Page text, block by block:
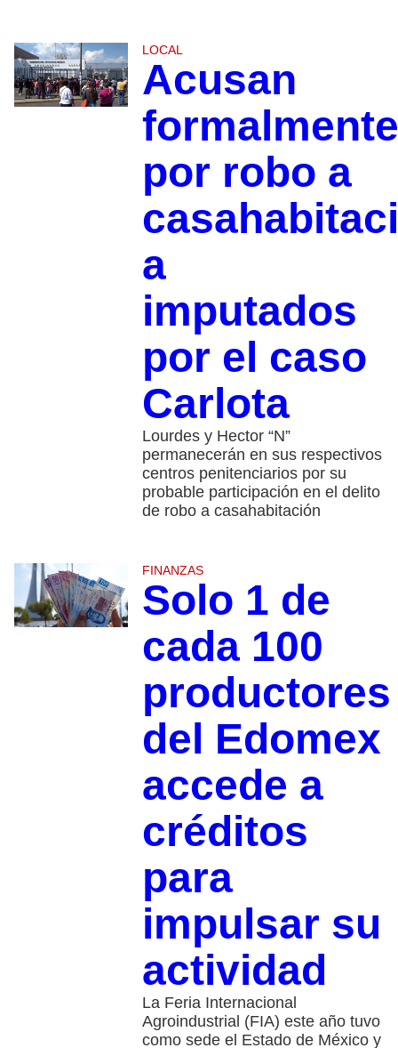
LOCAL
Acusan
formalmente
por robo a
a
imputados
por el caso
Carlota
Lourdes y Hector “N”
permanecerán en sus respectivos
centros penitenciarios por su
probable participación en el delito
de robo a casahabitación
FINANZAS
Solo 1 de
cada 100
productores
del Edomex
accede a
créditos
para
impulsar su
actividad
La Feria Internacional
Agroindustrial (FIA) este año tuvo
como sede el Estado de México y